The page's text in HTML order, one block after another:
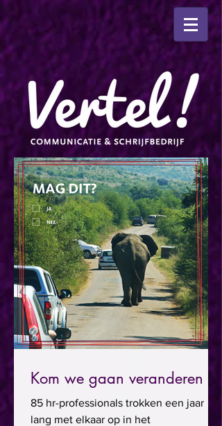
Kom we gaan veranderen
85 hr-professionals trokken een jaar
lang met elkaar op in het